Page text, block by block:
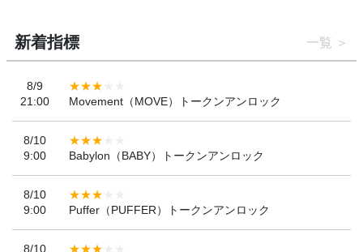
新着指標 一覧
8/9
21:00
Movement（MOVE）トークンアンロック
8/10
9:00
Babylon（BABY）トークンアンロック
8/10
9:00
Puffer（PUFFER）トークンアンロック
8/10